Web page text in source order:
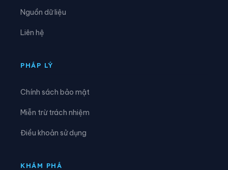
Xã Hưng Phú
Xã Nam Cường
Nguồn dữ liệu
Liên hệ
PHÁP LÝ
Chính sách bảo mật
Miễn trừ trách nhiệm
Điều khoản sử dụng
KHÁM PHÁ